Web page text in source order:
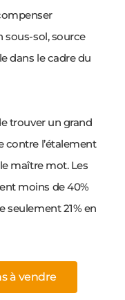
sous-sol, source
dans le cadre du
trouver un grand
contre l’étalement
maître mot. Les
moins de 40%
seulement 21% en
à vendre